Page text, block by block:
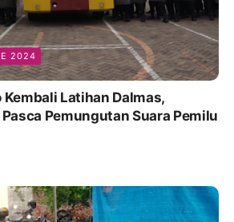
2024
Latihan Dalmas,
Pemungutan Suara Pemilu